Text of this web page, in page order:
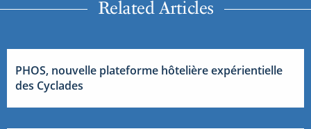
Related Articles
PHOS, nouvelle plateforme hôtelière expérientielle
des Cyclades